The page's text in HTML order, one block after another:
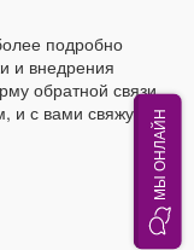
подробно
и внедрения
обратной связи
с вами свяжутся в
МЫ ОНЛАЙН